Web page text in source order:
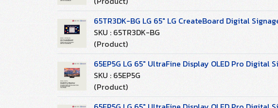
65TR3DK-BG LG 65" LG CreateBoard Digital
SKU : 65TR3DK-BG
(Product)
65EP5G LG 65" UltraFine Display OLED Pro Digital
SKU : 65EP5G
(Product)